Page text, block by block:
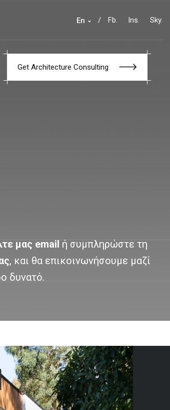
En / Fb. Ins. Sky.
Get Architecture Consulting
μας email ή συμπληρώστε τη
, και θα επικοινωνήσουμε μαζί
δυνατό.